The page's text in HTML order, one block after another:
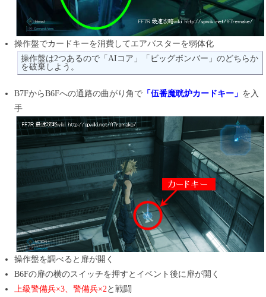
操作盤でカードキーを消費してエアバスターを弱体化
操作盤は2つあるので「AIコア」「ビッグボンバー」のどちらか
を破棄しよう。
B7FからB6Fへの通路の曲がり角で 「伍番魔晄炉カードキー」 を入
手
操作盤を調べると扉が開く
B6Fの扉の横のスイッチを押すとイベント後に扉が開く
上級警備兵×3、警備兵×2 と戦闘